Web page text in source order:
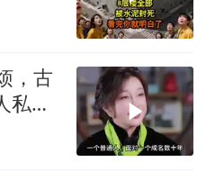
，古
私密